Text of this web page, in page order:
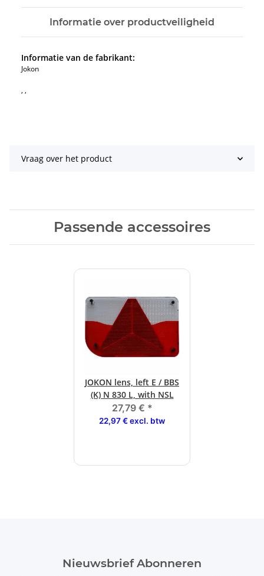
Informatie over productveiligheid
Informatie van de fabrikant:
Jokon
, ,
Vraag over het product
Passende accessoires
JOKON lens, left E / BBS
(K) N 830 L, with NSL
27,79 € *
22,97 € excl. btw
Nieuwsbrief Abonneren